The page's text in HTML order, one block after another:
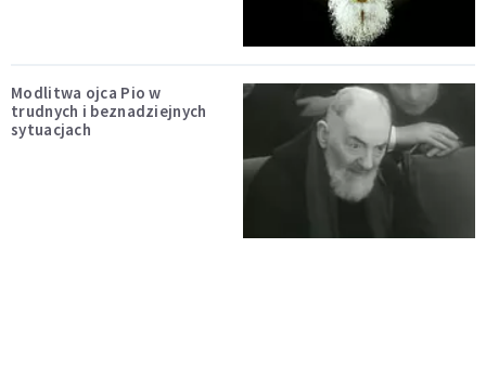
Modlitwa ojca Pio w
trudnych i beznadziejnych
sytuacjach